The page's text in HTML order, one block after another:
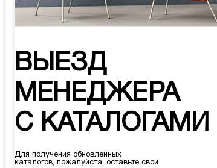
ВЫЕЗД
МЕНЕДЖЕРА
С КАТАЛОГАМИ
Для получения обновленных
каталогов, пожалуйста, оставьте свои